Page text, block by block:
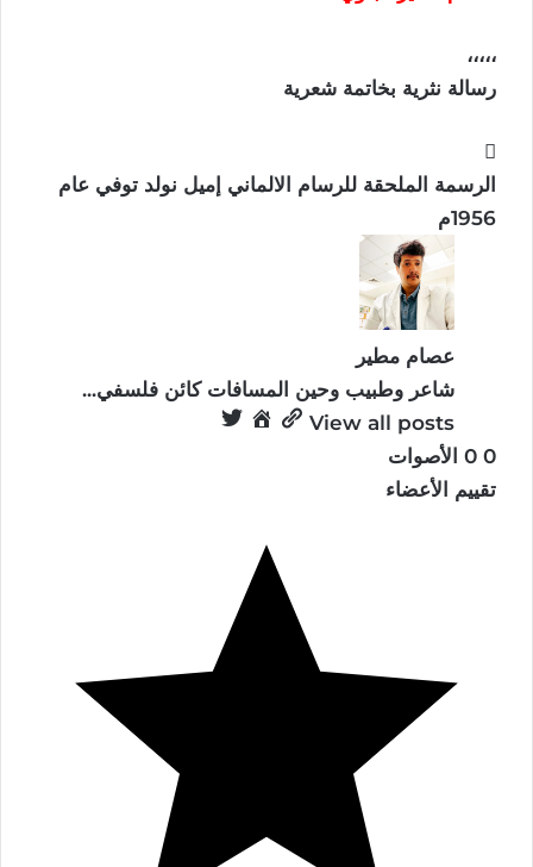
،،،،،
رسالة نثرية بخاتمة شعرية
الرسمة الملحقة للرسام الالماني إميل نولد توفي عام
1956م
عصام مطير
شاعر وطبيب وحين المسافات كائن فلسفي...
View all posts
0
0 الأصوات
تقييم الأعضاء